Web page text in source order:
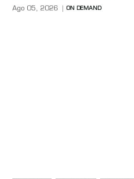
Ago 05, 2026 ON DEMAND